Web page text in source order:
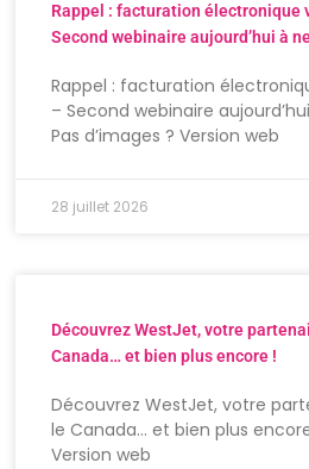
Rappel : facturation électronique
Second webinaire aujourd’hui à
Rappel : facturation
– Second webinaire
Pas d’images ? Version web
28 juillet 2026
Découvrez WestJet, votre
Canada… et bien plus encore !
Découvrez WestJet, votre
le Canada… et bien plus
Version web